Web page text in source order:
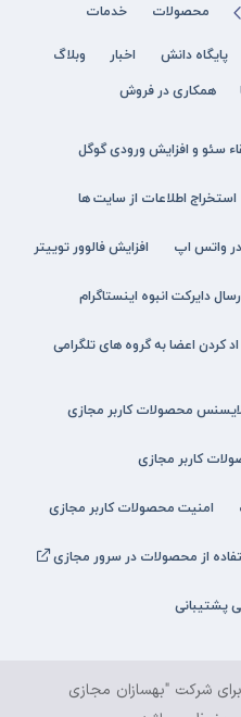
محصولات خدمات
پایگاه دانش اخبار
وبلاگ
همکاری در فروش
سئو و افزایش ورودی گوگل
استخراج اطلاعات از سایت ها
در واتس اپ افزایش فالوور توییتر
دایرکت انبوه اینستاگرام
کردن اعضا به گروه های تلگرامی
محصولات کاربر مجازی
کاربر مجازی
امنیت محصولات کاربر مجازی
از محصولات در سرور مجازی
پشتیبانی
شرکت "بهسازان مجازی